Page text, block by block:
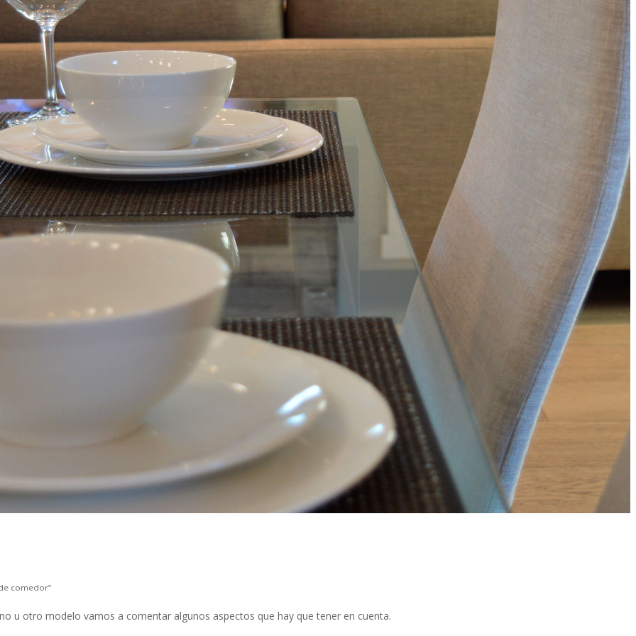
comedor”
u otro modelo vamos a comentar algunos aspectos que hay que tener en cuenta.